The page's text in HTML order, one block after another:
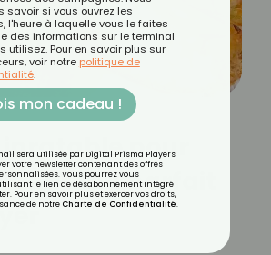
pour
gâteau parfait
savoir si vous ouvrez les
l'heure à laquelle vous le faites
des informations sur le terminal
utilisez. Pour en savoir plus sur
voir notre politique de
.
mon cadeau !
sera utilisée par Digital Prisma Players
votre newsletter contenant des offres
Vous pourrez vous
le lien de désabonnement intégré
Pour en savoir plus et exercer vos droits,
de notre Charte de Confidentialité.